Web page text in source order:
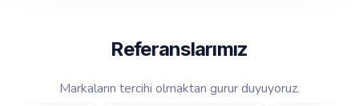
Referanslarımız
Markaların tercihi olmaktan gurur duyuyoruz.